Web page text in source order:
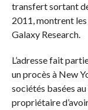
transfert sortant
2011, montrent les
Galaxy Research.
L’adresse fait
un procès à New
sociétés basées
propriétaire